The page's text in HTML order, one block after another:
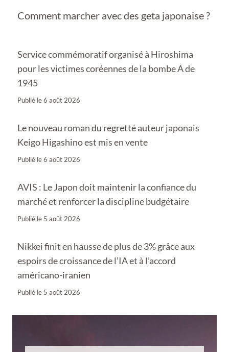
Comment marcher avec des geta japonaise ?
Service commémoratif organisé à Hiroshima
pour les victimes coréennes de la bombe A de
1945
Publié le6 août 2026
Le nouveau roman du regretté auteur japonais
Keigo Higashino est mis en vente
Publié le6 août 2026
AVIS : Le Japon doit maintenir la confiance du
marché et renforcer la discipline budgétaire
Publié le 5 août 2026
Nikkei finit en hausse de plus de 3% grâce aux
espoirs de croissance de l’IA et à l’accord
américano-iranien
Publié le 5 août 2026